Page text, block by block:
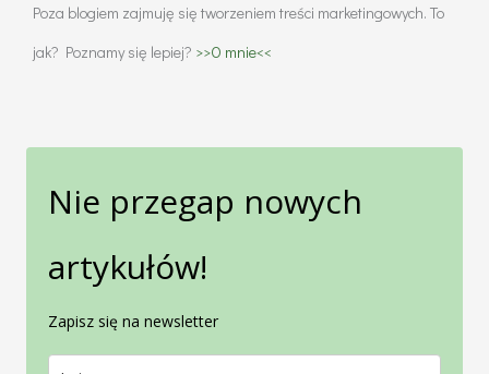
Poza blogiem zajmuję się tworzeniem treści marketingowych. To
jak? Poznamy się lepiej? >>O mnie<<
Nie przegap nowych
artykułów!
Zapisz się na newsletter